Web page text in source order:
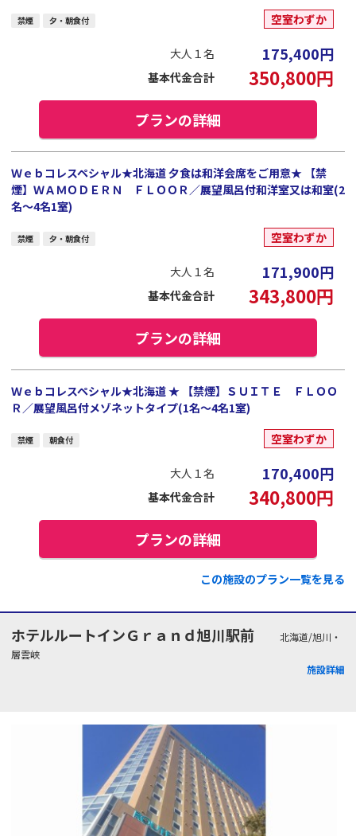
禁煙 夕・朝食付 空室わずか
大人１名 175,400円
基本代金合計 350,800円
プランの詳細
Ｗｅｂコレスペシャル★北海道 夕食は和洋会席をご用意★ 【禁
煙】ＷＡＭＯＤＥＲＮ ＦＬＯＯＲ／展望風呂付和洋室又は和室(2
名～4名1室)
禁煙 夕・朝食付 空室わずか
大人１名 171,900円
基本代金合計 343,800円
プランの詳細
Ｗｅｂコレスペシャル★北海道 ★ 【禁煙】ＳＵＩＴＥ ＦＬＯＯ
Ｒ／展望風呂付メゾネットタイプ(1名～4名1室)
禁煙 朝食付 空室わずか
大人１名 170,400円
基本代金合計 340,800円
プランの詳細
この施設のプラン一覧を見る
ホテルルートインＧｒａｎｄ旭川駅前
北海道/旭川・
層雲峡
施設詳細